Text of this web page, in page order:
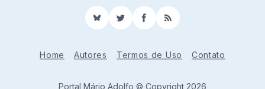
BlueSkyTwitterFacebook
RSS
Home Autores Termos de Uso Contato
Portal Mário Adolfo © Copyright 2026